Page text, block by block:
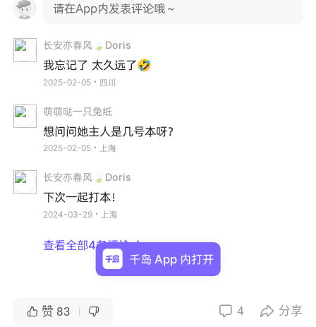
请在App内发表评论哦～
长安亦春风🍃Doris
我忘记了 太久远了🤣
2025-02-05・四川
萌萌哒一只兔纸
想问问她主人是几号本呀？
2025-02-05・上海
长安亦春风🍃Doris
下次一起打本！
2024-03-29・上海
查看全部4条评论 
 赞 83   4  分享
千岛 App 内打开